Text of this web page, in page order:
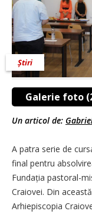
Galerie foto
Știri
Un articol de:
A patra serie de
final pentru
Fun­da­­ția pastoral-
Craiovei. Din
Arhiepiscopia